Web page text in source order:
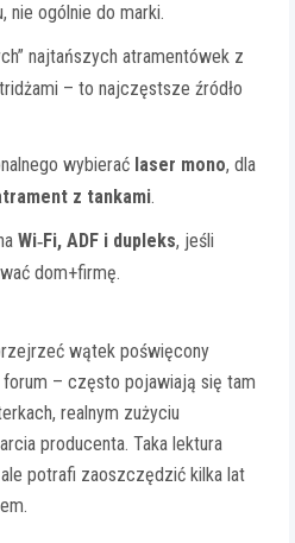
nie ogólnie do marki.
najtańszych atramentówek z
– to najczęstsze źródło
wybierać laser mono, dla
z tankami.
Wi‑Fi, ADF i dupleks, jeśli
dom+firmę.
wątek poświęcony
– często pojawiają się tam
realnym zużyciu
producenta. Taka lektura
potrafi zaoszczędzić kilka lat